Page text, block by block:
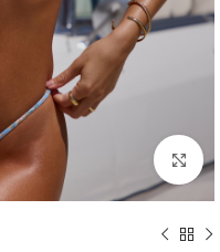
ALT+0
Click to enlarge